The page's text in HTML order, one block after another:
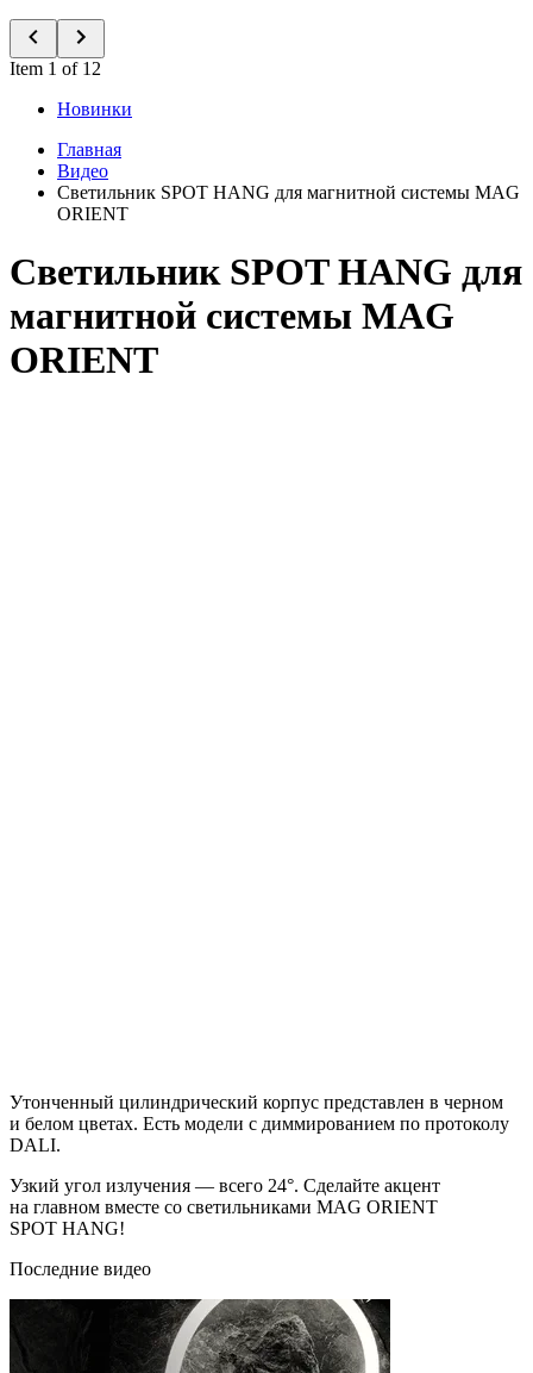
Item 1 of 12
Новинки
Главная
Видео
Светильник SPOT HANG для магнитной системы MAG
ORIENT
Светильник SPOT HANG для
магнитной системы MAG
ORIENT
Утонченный цилиндрический корпус представлен в черном
и белом цветах. Есть модели с диммированием по протоколу
DALI.
Узкий угол излучения — всего 24°. Сделайте акцент
на главном вместе со светильниками MAG ORIENT
SPOT HANG!
Последние видео